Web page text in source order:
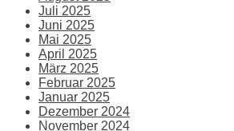
Juli 2025
Juni 2025
Mai 2025
April 2025
März 2025
Februar 2025
Januar 2025
Dezember 2024
November 2024